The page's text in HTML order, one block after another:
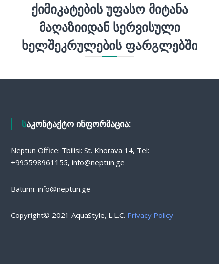
ᲥᲘᲛᲘᲙᲐᲢᲔᲑᲘᲡ ᲣᲤᲐᲡᲝ ᲛᲘᲢᲐᲜᲐ
ᲛᲐᲦᲐᲖᲘᲘᲓᲐᲜ ᲡᲔᲠᲕᲘᲡᲣᲚᲘ
ᲮᲔᲚᲨᲔᲙᲠᲣᲚᲔᲑᲘᲡ ᲤᲐᲠᲒᲚᲔᲑᲨᲘ
საკონტაქტო ინფორმაცია:
Neptun Office: Tbilisi: St. Khorava 14, Tel:
+995598961155, info@neptun.ge
Batumi: info@neptun.ge
Copyright© 2021 AquaStyle, L.L.C. Privacy Policy